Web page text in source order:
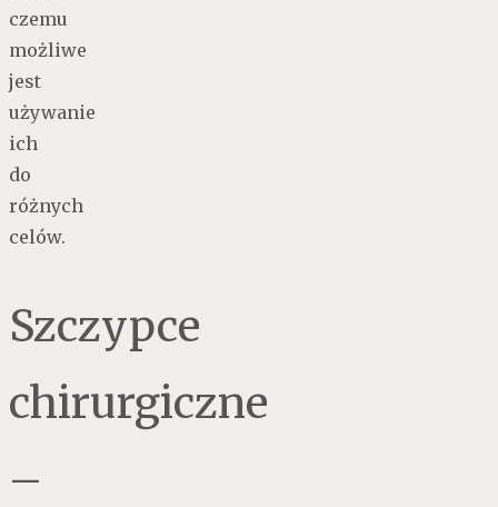
czemu
możliwe
jest
używanie
ich
do
różnych
celów.
Szczypce
chirurgiczne
–